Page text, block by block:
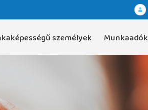
személyek Munkaadók